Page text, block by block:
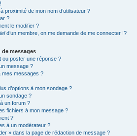
proximité de mon nom d’utilisateur ?
?
le modifier ?
d’un membre, on me demande de me connecter !?
messages
ou poster une réponse ?
message ?
mes messages ?
d’options à mon sondage ?
sondage ?
un forum ?
fichiers à mon message ?
?
à un modérateur ?
» dans la page de rédaction de message ?